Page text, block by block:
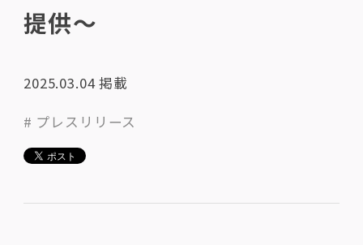
提供～
2025.03.04掲載
# プレスリリース